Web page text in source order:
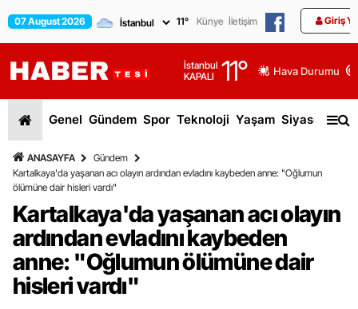
07 August 2026 11° Künye İletişim Giriş
İstanbul
KAPALI
11° Hava Durumu
Genel Gündem Spor Teknoloji Yaşam Siyaset
ANASAYFA
Gündem
Kartalkaya'da yaşanan acı olayın ardından evladını kaybeden anne: "Oğlumun
ölümüne dair hisleri vardı"
Kartalkaya'da yaşanan acı olayın
ardından evladını kaybeden
anne: "Oğlumun ölümüne dair
hisleri vardı"